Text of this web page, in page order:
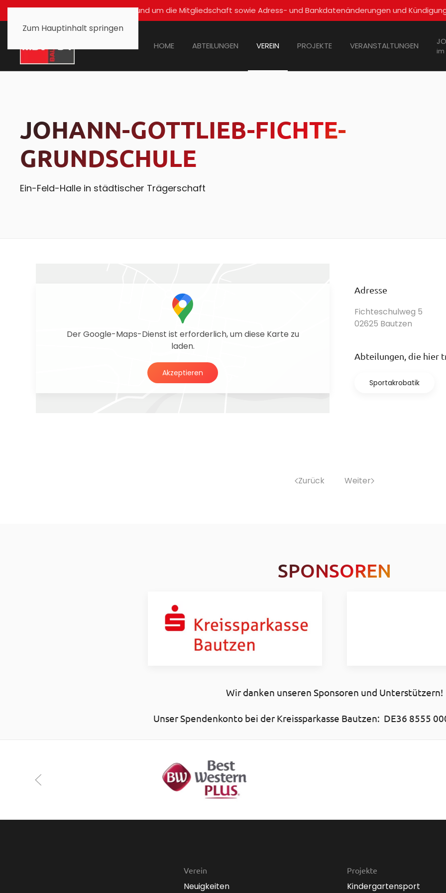
Zum Hauptinhalt springen
Für alle Fragen rund um die Mitgliedschaft sowie Adress- und Bankdatenänderungen und
HOME ABTEILUNGEN VEREIN PROJEKTE VERANSTALTUNGEN
JOHANN-GOTTLIEB-FICHTE-
GRUNDSCHULE
Ein-Feld-Halle in städtischer Trägerschaft
Der Google-Maps-Dienst ist erforderlich, um diese Karte zu
laden.
Akzeptieren
Adresse
Fichteschulweg 5
02625 Bautzen
Abteilungen, die hier
Sportakrobatik
Zurück Weiter
SPONSOREN
Wir danken unseren Sponsoren und Unterstützern!
Unser Spendenkonto bei der Kreissparkasse Bautzen: DE36 8555
Verein
Neuigkeiten
Projekte
Kindergartensport